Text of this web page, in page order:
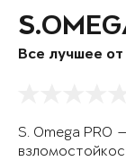
Все лучшее от
S. Omega PRO